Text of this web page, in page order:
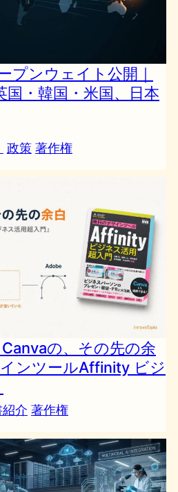
プンウェイト公開｜
国・韓国・米国、日本
政策 著作権
Canvaの、その先の余
ンツールAffinity ビジ
紹介 著作権